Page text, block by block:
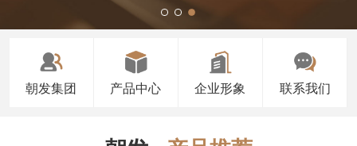
朝发集团 产品中心 企业形象 联系我们